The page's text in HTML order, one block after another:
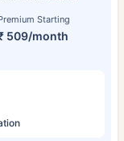
Starting
509/month